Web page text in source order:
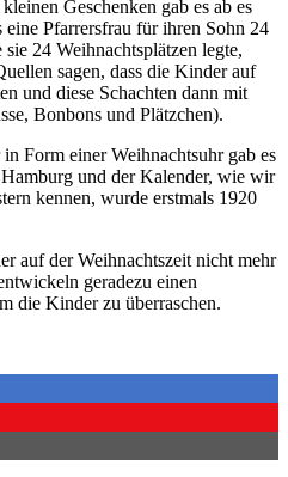
Geschenken gab es ab es
Pfarrersfrau für ihren Sohn 24
24 Weihnachtsplätzen legte,
sagen, dass die Kinder auf
und diese Schachten dann mit
Bonbons und Plätzchen).
Form einer Weihnachtsuhr gab es
und der Kalender, wie wir
kennen, wurde erstmals 1920
auf der Weihnachtszeit nicht mehr
geradezu einen
die Kinder zu überraschen.